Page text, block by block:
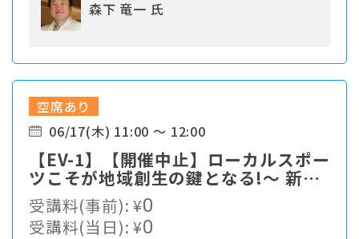
森下 竜一 氏
空席あり
06/17(木) 11:00 ～ 12:00
【EV-1】【開催中止】ローカルスポー
ツこそが地域創生の鍵となる!〜 新た
なスポーツソリューションの提案
受講料(事前):¥0
受講料(当日):¥0